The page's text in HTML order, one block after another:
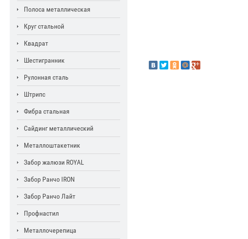
Полоса металлическая
Круг стальной
Квадрат
Шестигранник
Рулонная сталь
Штрипс
Фибра стальная
Сайдинг металлический
Металлоштакетник
Забор жалюзи ROYAL
Забор Ранчо IRON
Забор Ранчо Лайт
Профнастил
Металлочерепица